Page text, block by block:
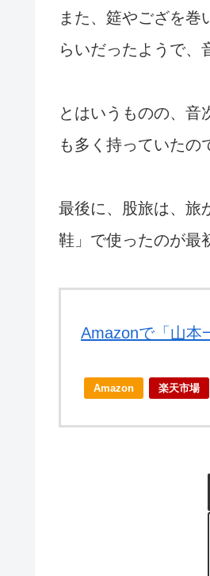
また、筵やござを巻
らいだったようで、
とはいうものの、音
も多く持っていたの
最後に、股旅は、旅
鞋」で使ったのが最
Amazonで「山本
Amazon 楽天市場